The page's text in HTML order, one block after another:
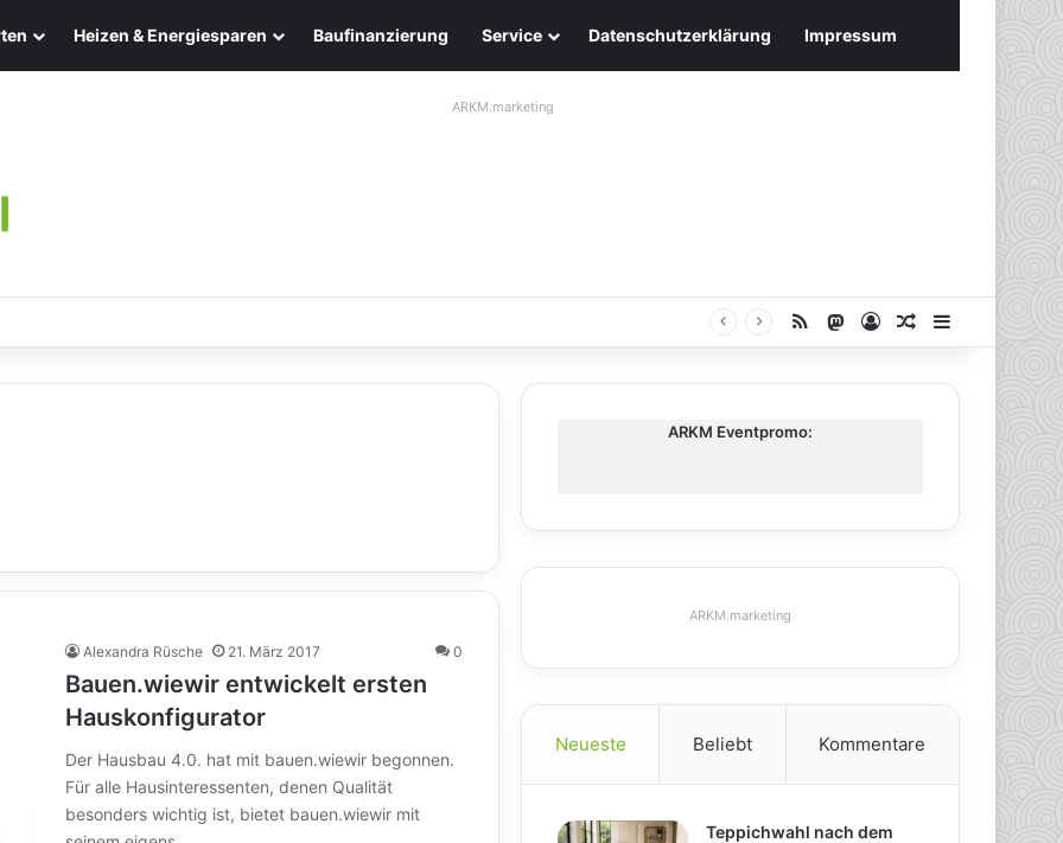
Heizen & Energiesparen Baufinanzierung Service Datenschutzerklärung Impressum
ARKM.marketing
RSS Mastodon
AnmeldenZufälliger
Alexandra Rüsche 21. März 2017 0
Bauen.wiewir entwickelt ersten
Hauskonfigurator
Der Hausbau 4.0. hat mit bauen.wiewir begonnen.
Für alle Hausinteressenten, denen Qualität
besonders wichtig ist, bietet bauen.wiewir mit
ARKM Eventpromo:
ARKM.marketing
Neueste Beliebt Kommentare
Teppichwahl nach dem